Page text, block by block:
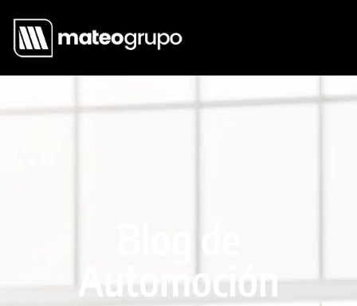
Automoción